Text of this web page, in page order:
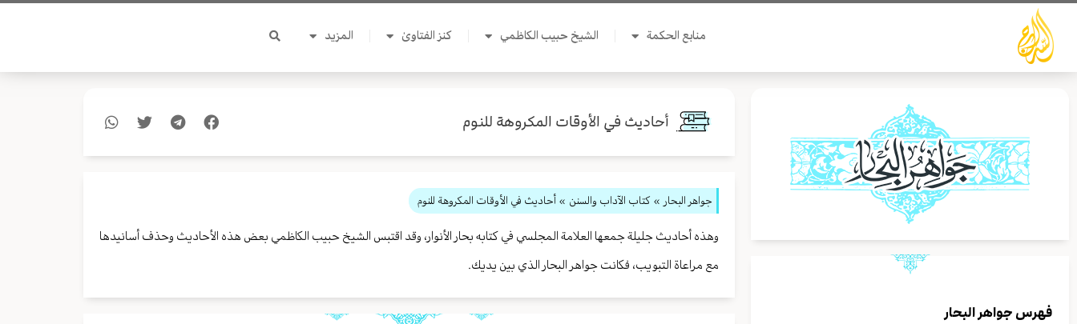
تخطي
المحتوى
منابع الحكمة الشيخ حبيب الكاظمي كنز الفتاوىٰ المزيد
فهرس جواهر البحار
أحاديث في الأوقات المكروهة للنوم
جواهر البحار » كتاب الآداب والسنن » أحاديث في الأوقات المكروهة للنوم
وهذه أحاديث جليلة جمعها العلامة المجلسي في كتابه بحار الأنوار، وقد اقتبس الشيخ حبيب الكاظمي بعض هذه الأحاديث وحذف أسانيدها
مع مراعاة التبويب، فكانت جواهر البحار الذي بين يديك.